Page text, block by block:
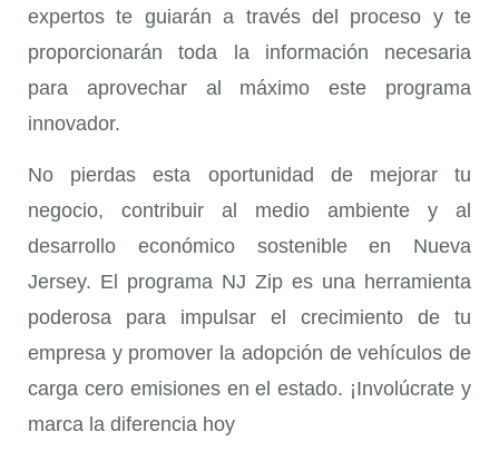
expertos te guiarán a través del proceso y te
proporcionarán toda la información necesaria
para aprovechar al máximo este programa
innovador.
No pierdas esta oportunidad de mejorar tu
negocio, contribuir al medio ambiente y al
desarrollo económico sostenible en Nueva
Jersey. El programa NJ Zip es una herramienta
poderosa para impulsar el crecimiento de tu
empresa y promover la adopción de vehículos de
carga cero emisiones en el estado. ¡Involúcrate y
marca la diferencia hoy